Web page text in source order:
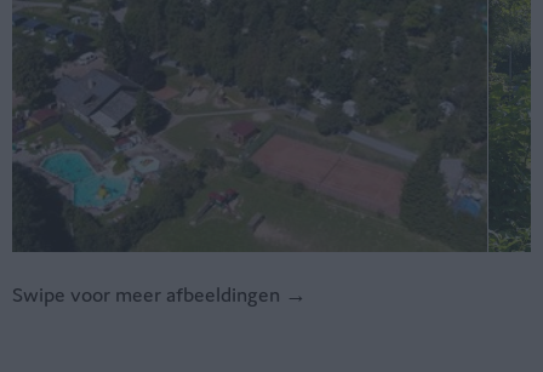
Swipe voor meer afbeeldingen →